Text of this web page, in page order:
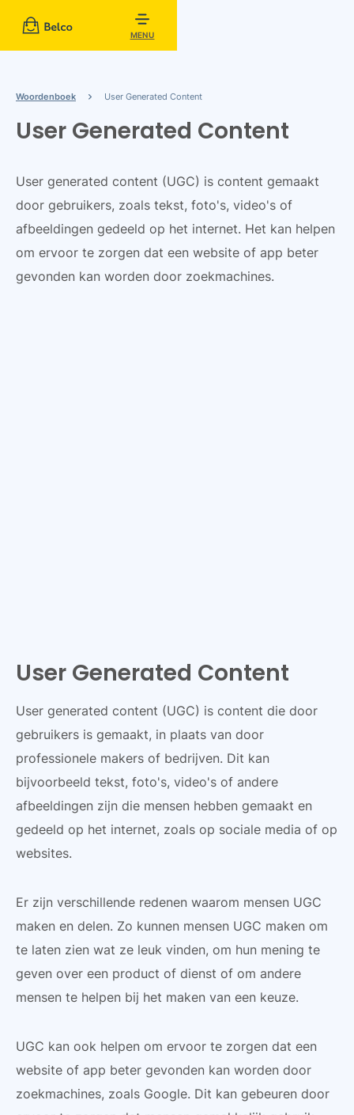
MENU
Woordenboek User Generated Content
User Generated Content
User generated content (UGC) is content gemaakt
door gebruikers, zoals tekst, foto's, video's of
afbeeldingen gedeeld op het internet. Het kan helpen
om ervoor te zorgen dat een website of app beter
gevonden kan worden door zoekmachines.
User Generated Content
User generated content (UGC) is content die door
gebruikers is gemaakt, in plaats van door
professionele makers of bedrijven. Dit kan
bijvoorbeeld tekst, foto's, video's of andere
afbeeldingen zijn die mensen hebben gemaakt en
gedeeld op het internet, zoals op sociale media of op
websites.
Er zijn verschillende redenen waarom mensen UGC
maken en delen. Zo kunnen mensen UGC maken om
te laten zien wat ze leuk vinden, om hun mening te
geven over een product of dienst of om andere
mensen te helpen bij het maken van een keuze.
UGC kan ook helpen om ervoor te zorgen dat een
website of app beter gevonden kan worden door
zoekmachines, zoals Google. Dit kan gebeuren door